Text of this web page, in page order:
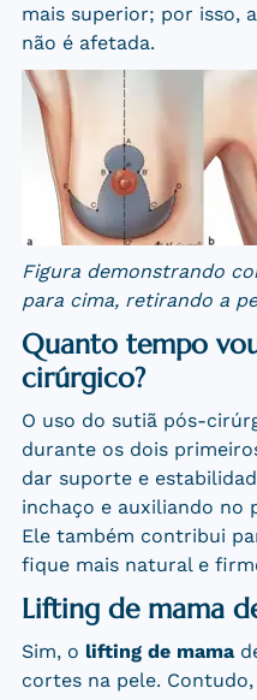
mais superior; por isso,
não é afetada.
Figura demonstrando
para cima, retirando a
Quanto tempo
cirúrgico?
O uso do sutiã pós-
durante os dois
dar suporte e
inchaço e auxiliando no
Ele também contribui
fique mais natural e
Lifting de mama
Sim, o lifting de mama
cortes na pele.